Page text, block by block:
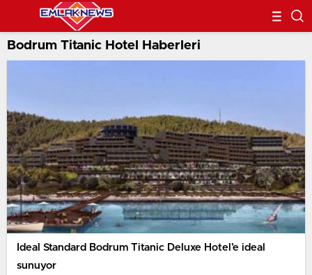
Bodrum Titanic Hotel Haberleri
Ideal Standard Bodrum Titanic Deluxe Hotel’e ideal
sunuyor